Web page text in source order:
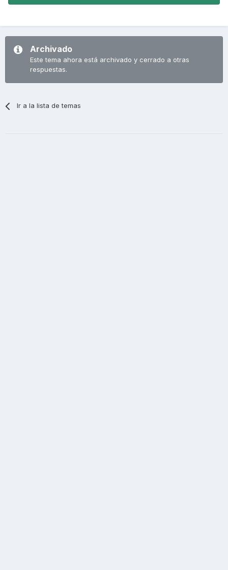
Archivado
Este tema ahora está archivado y cerrado a otras
respuestas.
Ir a la lista de temas